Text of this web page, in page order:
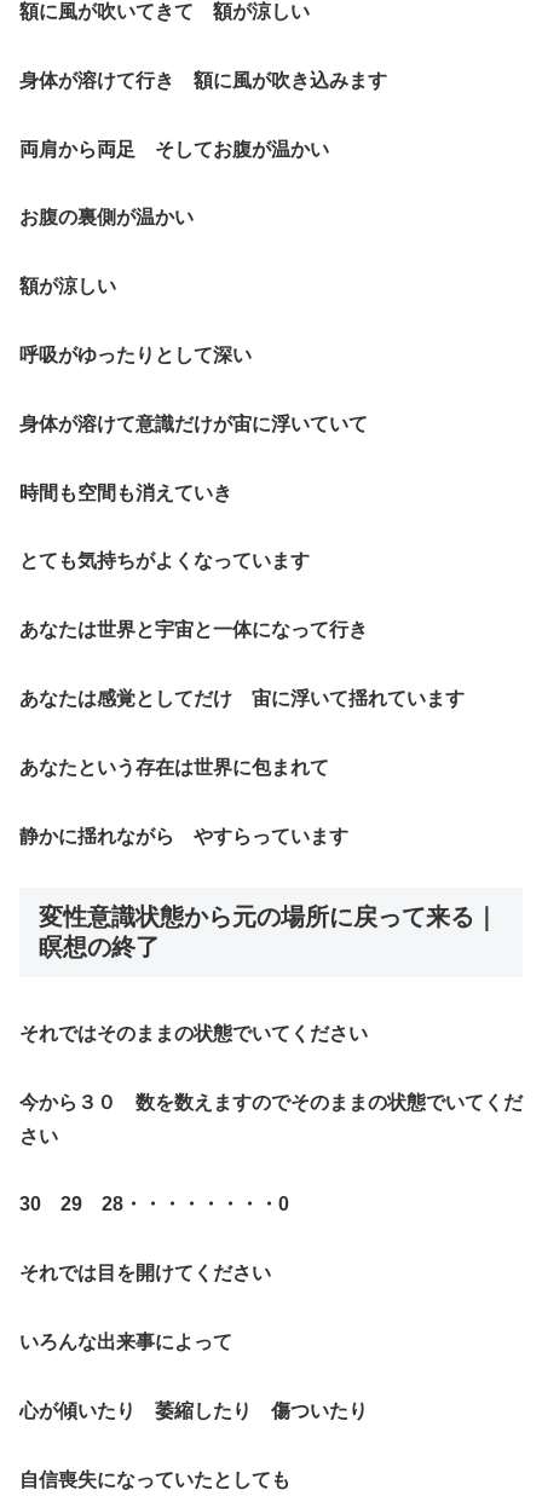
額に風が吹いてきて 額が涼しい
身体が溶けて行き 額に風が吹き込みます
両肩から両足 そしてお腹が温かい
お腹の裏側が温かい
額が涼しい
呼吸がゆったりとして深い
身体が溶けて意識だけが宙に浮いていて
時間も空間も消えていき
とても気持ちがよくなっています
あなたは世界と宇宙と一体になって行き
あなたは感覚としてだけ 宙に浮いて揺れています
あなたという存在は世界に包まれて
静かに揺れながら やすらっています
変性意識状態から元の場所に戻って来る｜
瞑想の終了
それではそのままの状態でいてください
今から３０ 数を数えますのでそのままの状態でいてくだ
さい
30 29 28・・・・・・・・0
それでは目を開けてください
いろんな出来事によって
心が傾いたり 萎縮したり 傷ついたり
自信喪失になっていたとしても